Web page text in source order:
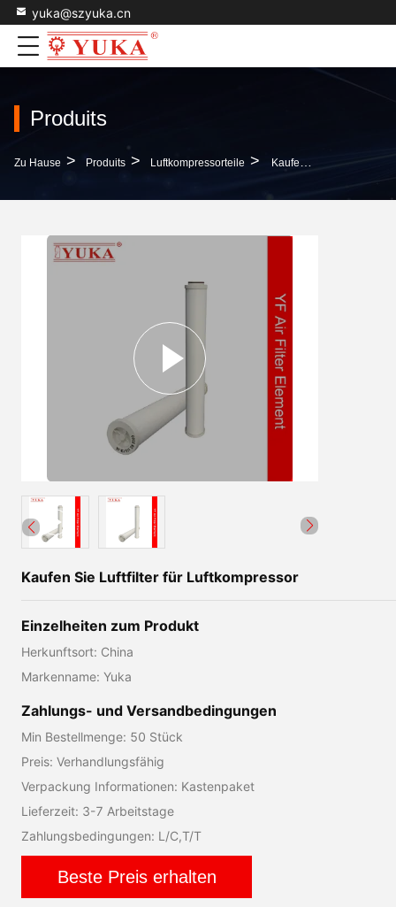
yuka@szyuka.cn
Produits
Zu Hause > Produits > Luftkompressorteile > Kaufen Sie Luftfilter Für Luftkompressor
Kaufen Sie Luftfilter für Luftkompressor
Einzelheiten zum Produkt
Herkunftsort: China
Markenname: Yuka
Zahlungs- und Versandbedingungen
Min Bestellmenge: 50 Stück
Preis: Verhandlungsfähig
Verpackung Informationen: Kastenpaket
Lieferzeit: 3-7 Arbeitstage
Zahlungsbedingungen: L/C,T/T
Beste Preis erhalten